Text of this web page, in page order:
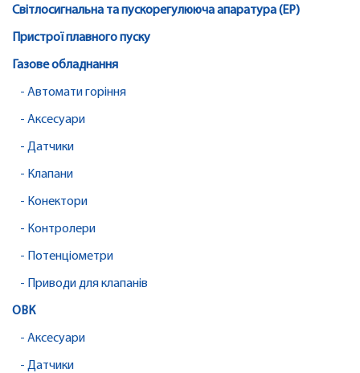
Світлосигнальна та пускорегулююча апаратура (EP)
Пристрої плавного пуску
Газове обладнання
- Автомати горіння
- Аксесуари
- Датчики
- Клапани
- Конектори
- Контролери
- Потенціометри
- Приводи для клапанів
ОВК
- Аксесуари
- Датчики